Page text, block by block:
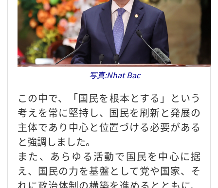
写真:Nhat Bac
この中で、「国民を根本とする」という
考えを常に堅持し、国民を刷新と発展の
主体であり中心と位置づける必要がある
と強調しました。
また、あらゆる活動で国民を中心に据
え、国民の力を基盤として党や国家、そ